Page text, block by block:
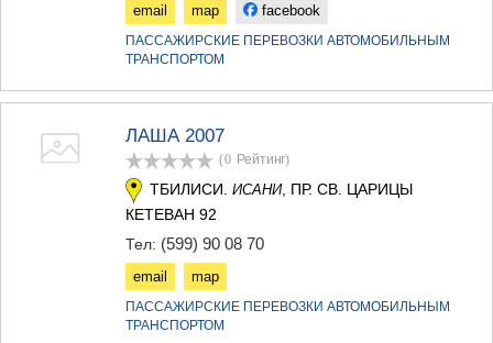
КВЕМО КАРТЛИ
ДМАНИСИ
МАРНЕУЛИ
РУСТАВИ
email map facebook
ПАССАЖИРСКИЕ ПЕРЕВОЗКИ АВТОМОБИЛЬНЫМ
ТРАНСПОРТОМ
ЛАША 2007
(0 Рейтинг)
ТБИЛИСИ. ИСАНИ, ПР. СВ. ЦАРИЦЫ
КЕТЕВАН 92
Тел: (599) 90 08 70
email map
ПАССАЖИРСКИЕ ПЕРЕВОЗКИ АВТОМОБИЛЬНЫМ
ТРАНСПОРТОМ